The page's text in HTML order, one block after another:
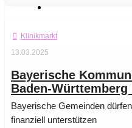
Klinikmarkt
13.03.2025
Bayerische
Baden-
Bayerische Gemeinden
finanziell unterstützen